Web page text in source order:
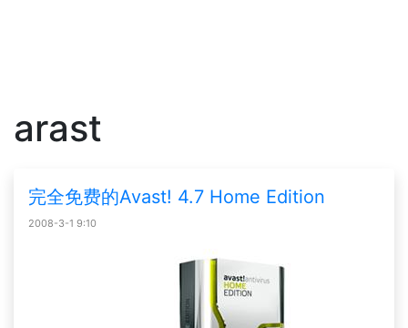
arast
完全免费的Avast! 4.7 Home Edition
2008-3-1 9:10